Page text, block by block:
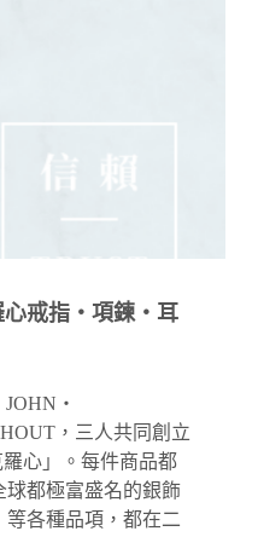
戒指・項鍊・耳
・
，三人共同創立
心」。每件商品都
球都極富盛名的銀飾
各種品項，都在二